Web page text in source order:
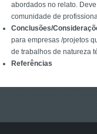
abordados no relato.
comunidade de
Conclusões/
para empresas /projetos
de trabalhos de natureza
Referências